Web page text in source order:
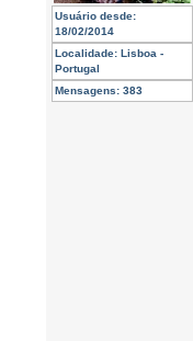
Usuário desde:
18/02/2014
Localidade: Lisboa -
Portugal
Mensagens: 383